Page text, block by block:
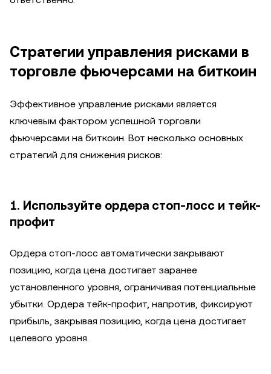
Стратегии управления рисками в
торговле фьючерсами на биткоин
Эффективное управление рисками является
ключевым фактором успешной торговли
фьючерсами на биткоин. Вот несколько основных
стратегий для снижения рисков:
1. Используйте ордера стоп-лосс и тейк-
профит
Ордера стоп-лосс автоматически закрывают
позицию, когда цена достигает заранее
установленного уровня, ограничивая потенциальные
убытки. Ордера тейк-профит, напротив, фиксируют
прибыль, закрывая позицию, когда цена достигает
целевого уровня.